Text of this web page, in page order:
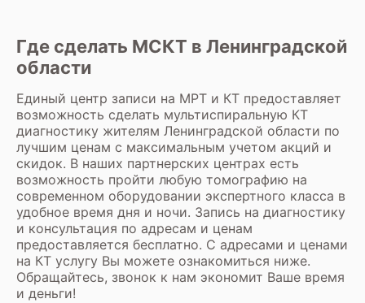
Где сделать МСКТ в Ленинградской
области
Единый центр записи на МРТ и КТ предоставляет
возможность сделать мультиспиральную КТ
диагностику жителям Ленинградской области по
лучшим ценам с максимальным учетом акций и
скидок. В наших партнерских центрах есть
возможность пройти любую томографию на
современном оборудовании экспертного класса в
удобное время дня и ночи. Запись на диагностику
и консультация по адресам и ценам
предоставляется бесплатно. С адресами и ценами
на КТ услугу Вы можете ознакомиться ниже.
Обращайтесь, звонок к нам экономит Ваше время
и деньги!